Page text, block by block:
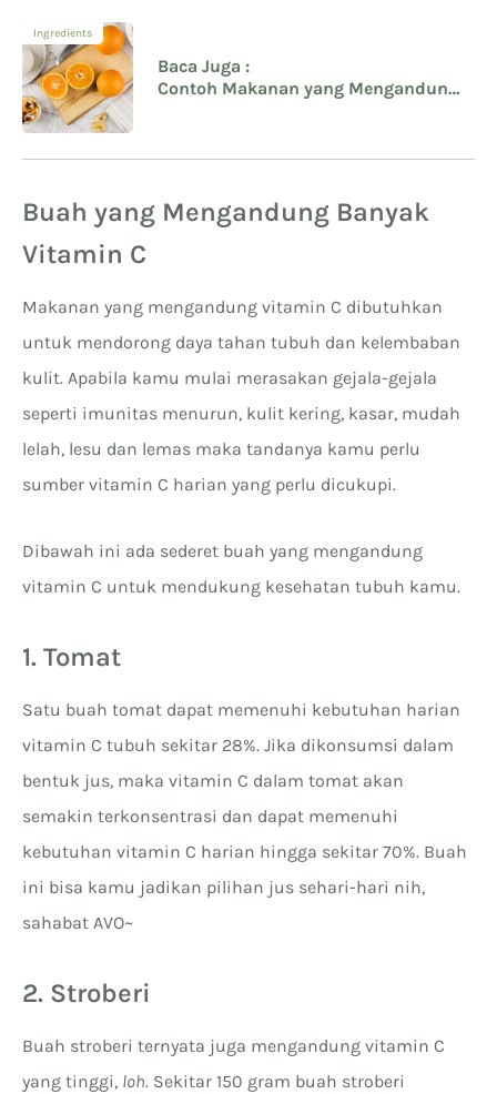
Ingredients
Baca Juga :
Contoh Makanan yang Mengandung
Buah yang Mengandung Banyak
Vitamin C
Makanan yang mengandung vitamin C dibutuhkan
untuk mendorong daya tahan tubuh dan kelembaban
kulit. Apabila kamu mulai merasakan gejala-gejala
seperti imunitas menurun, kulit kering, kasar, mudah
lelah, lesu dan lemas maka tandanya kamu perlu
sumber vitamin C harian yang perlu dicukupi.
Dibawah ini ada sederet buah yang mengandung
vitamin C untuk mendukung kesehatan tubuh kamu.
1. Tomat
Satu buah tomat dapat memenuhi kebutuhan harian
vitamin C tubuh sekitar 28%. Jika dikonsumsi dalam
bentuk jus, maka vitamin C dalam tomat akan
semakin terkonsentrasi dan dapat memenuhi
kebutuhan vitamin C harian hingga sekitar 70%. Buah
ini bisa kamu jadikan pilihan jus sehari-hari nih,
sahabat AVO~
2. Stroberi
Buah stroberi ternyata juga mengandung vitamin C
yang tinggi, loh. Sekitar 150 gram buah stroberi